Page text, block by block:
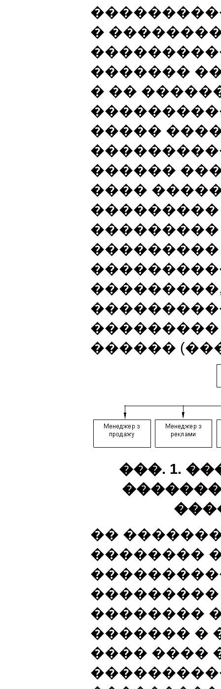
�
�������
� ��
�����
������
����
���������
���������
���������
���������
������
���. 1.
��
��������
���������
��������
������� �
���� ����